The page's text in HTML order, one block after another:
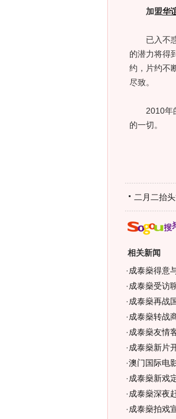
加盟华
已入不惑
的潜力将得
约，片约不
尽致。
2010年的
的一切。
二月二抬
相关新闻
·成泰燊得意
·成泰燊受访
·成泰燊再战
·成泰燊转战
·成泰燊友情
·成泰燊新片
·澳门国际电
·成泰燊新戏
·成泰燊深夜
·成泰燊拍戏